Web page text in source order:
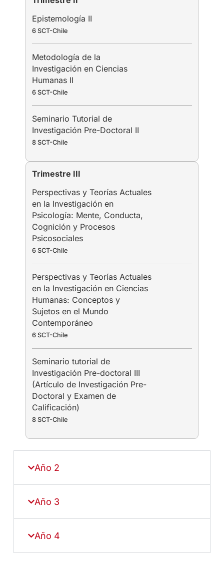
Epistemología II
6 SCT-Chile
Metodología de la
Investigación en Ciencias
Humanas II
6 SCT-Chile
Seminario Tutorial de
Investigación Pre-Doctoral II
8 SCT-Chile
Trimestre III
Perspectivas y Teorías Actuales
en la Investigación en
Psicología: Mente, Conducta,
Cognición y Procesos
Psicosociales
6 SCT-Chile
Perspectivas y Teorías Actuales
en la Investigación en Ciencias
Humanas: Conceptos y
Sujetos en el Mundo
Contemporáneo
6 SCT-Chile
Seminario tutorial de
Investigación Pre-doctoral III
(Artículo de Investigación Pre-
Doctoral y Examen de
Calificación)
8 SCT-Chile
Año 2
Año 3
Año 4